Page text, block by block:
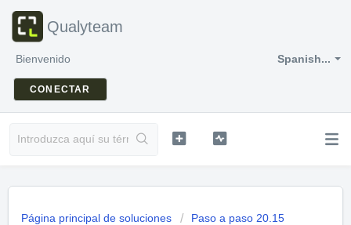
Qualyteam
Spanish...
Bienvenido
CONECTAR
Página principal de soluciones
Paso a paso 20.15